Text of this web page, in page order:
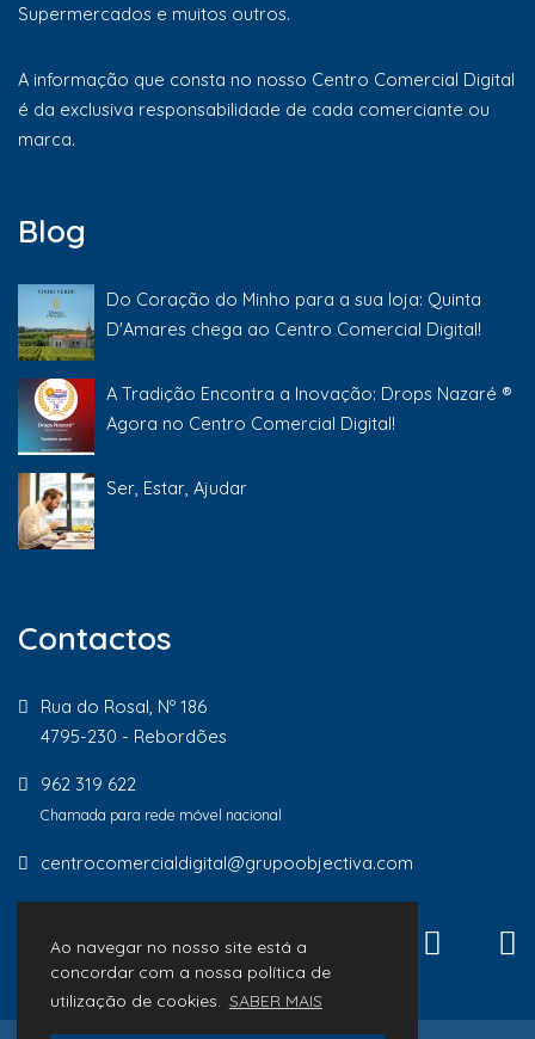
Ao navegar no nosso site está a
concordar com a nossa política de
utilização de cookies. SABER MAIS
Supermercados e muitos outros.
A informação que consta no nosso Centro Comercial Digital
é da exclusiva responsabilidade de cada comerciante ou
marca.
Blog
Do Coração do Minho para a sua loja: Quinta
D'Amares chega ao Centro Comercial Digital!
A Tradição Encontra a Inovação: Drops Nazaré ®
Agora no Centro Comercial Digital!
Ser, Estar, Ajudar
Contactos
Rua do Rosal, Nº 186
4795-230 - Rebordões
962 319 622
Chamada para rede móvel nacional
centrocomercialdigital@grupoobjectiva.com